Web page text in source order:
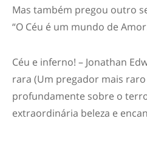
Mas também pregou outro
“O Céu é um mundo de
Céu e inferno! – Jonathan
rara (Um pregador mais
profundamente sobre o
extraordinária beleza e